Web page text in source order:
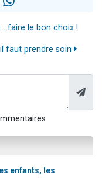
faire le bon choix !
faut prendre soin
enfants, les